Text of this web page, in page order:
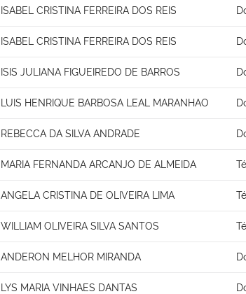
ISABEL CRISTINA FERREIRA DOS REIS
ISABEL CRISTINA FERREIRA DOS REIS
ISIS JULIANA FIGUEIREDO DE BARROS
LUIS HENRIQUE BARBOSA LEAL MARANHAO
REBECCA DA SILVA ANDRADE
MARIA FERNANDA ARCANJO DE ALMEIDA
ANGELA CRISTINA DE OLIVEIRA LIMA
WILLIAM OLIVEIRA SILVA SANTOS
ANDERON MELHOR MIRANDA
LYS MARIA VINHAES DANTAS